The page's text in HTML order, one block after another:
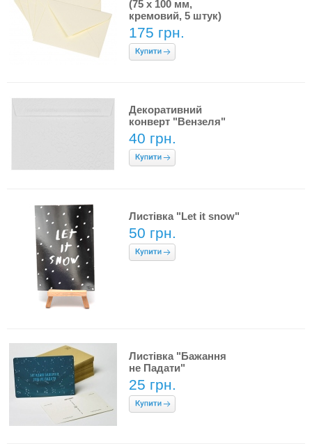
(75 x 100 мм,
кремовий, 5 штук)
175 грн.
Декоративний
конверт "Вензеля"
40 грн.
Листівка "Let it snow"
50 грн.
Листівка "Бажання
не Падати"
25 грн.